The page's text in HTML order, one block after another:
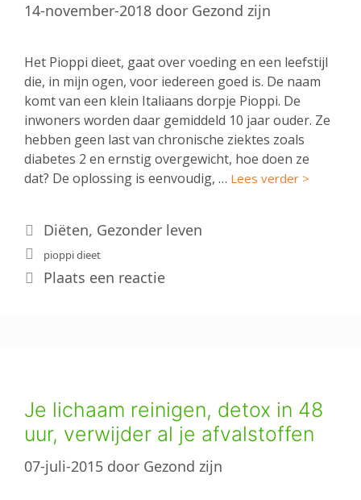
14-november-2018 door Gezond zijn
Het Pioppi dieet, gaat over voeding en een leefstijl
die, in mijn ogen, voor iedereen goed is. De naam
komt van een klein Italiaans dorpje Pioppi. De
inwoners worden daar gemiddeld 10 jaar ouder. Ze
hebben geen last van chronische ziektes zoals
diabetes 2 en ernstig overgewicht, hoe doen ze
dat? De oplossing is eenvoudig, … Lees verder >
Categorieën
Diëten, Gezonder leven
Tags
pioppi dieet
Plaats een reactie
Je lichaam reinigen, detox in 48
uur, verwijder al je afvalstoffen
07-juli-2015 door Gezond zijn